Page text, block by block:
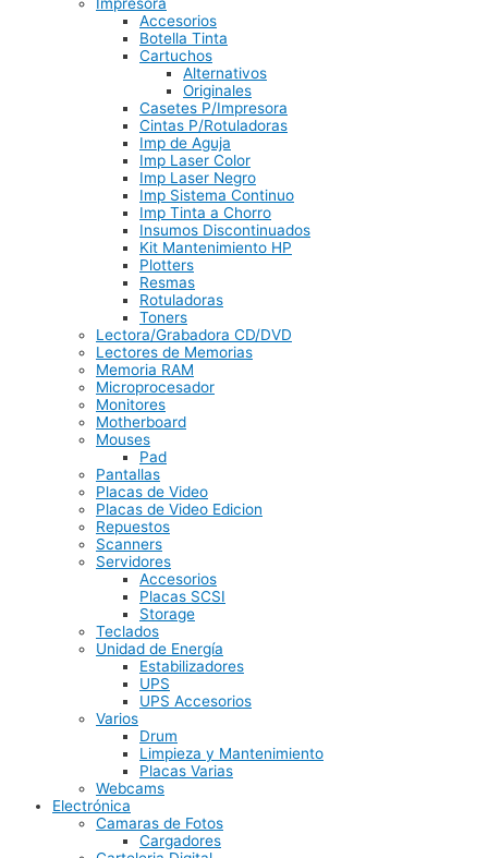
Accesorios
Botella Tinta
Cartuchos
Alternativos
Originales
Casetes P/Impresora
Cintas P/Rotuladoras
Imp de Aguja
Imp Laser Color
Imp Laser Negro
Imp Sistema Continuo
Imp Tinta a Chorro
Insumos Discontinuados
Kit Mantenimiento HP
Plotters
Resmas
Rotuladoras
Toners
Lectora/Grabadora CD/DVD
Lectores de Memorias
Memoria RAM
Microprocesador
Monitores
Motherboard
Mouses
Pad
Pantallas
Placas de Video
Placas de Video Edicion
Repuestos
Scanners
Servidores
Accesorios
Placas SCSI
Storage
Teclados
Unidad de Energía
Estabilizadores
UPS
UPS Accesorios
Varios
Drum
Limpieza y Mantenimiento
Placas Varias
Webcams
Electrónica
Camaras de Fotos
Cargadores